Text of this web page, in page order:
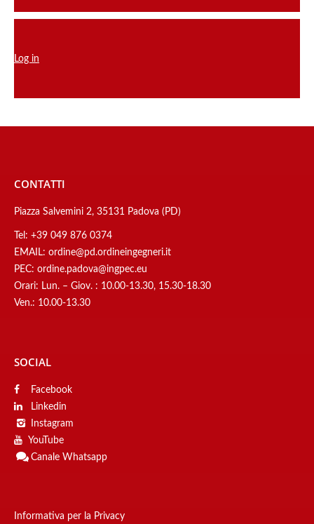
Log in
CONTATTI
Piazza Salvemini 2, 35131 Padova (PD)
Tel: +39 049 876 0374
EMAIL: ordine@pd.ordineingegneri.it
PEC: ordine.padova@ingpec.eu
Orari: Lun. – Giov. : 10.00-13.30, 15.30-18.30
Ven.: 10.00-13.30
SOCIAL
Facebook
Linkedin
Instagram
YouTube
Canale Whatsapp
Informativa per la Privacy